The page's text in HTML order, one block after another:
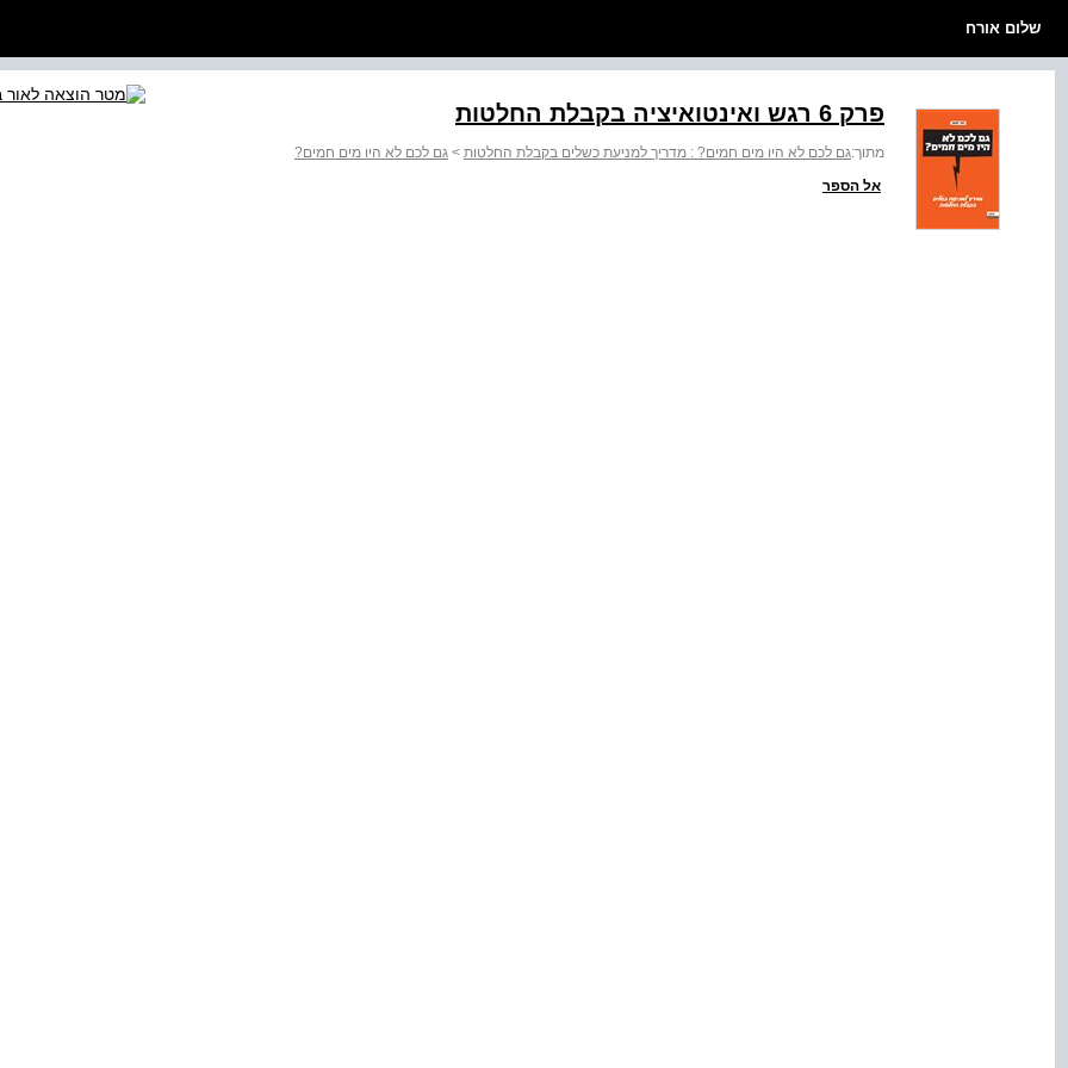
שלום אורח
פרק 6 רגש ואינטואיציה בקבלת החלטות
מתוך:גם לכם לא היו מים חמים? : מדריך למניעת כשלים בקבלת החלטות > גם לכם לא היו מים חמים?
אל הספר